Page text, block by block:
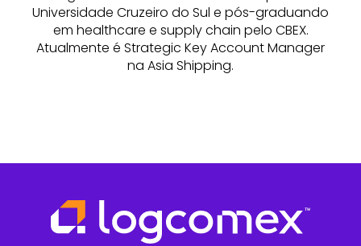
Universidade Cruzeiro do Sul e pós-graduando
em healthcare e supply chain pelo CBEX.
Atualmente é Strategic Key Account Manager
na Asia Shipping.